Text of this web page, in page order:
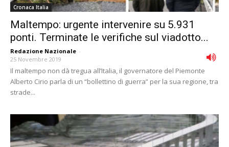
Cronaca Italia
Maltempo: urgente intervenire su 5.931
ponti. Terminate le verifiche sul viadotto...
Redazione Nazionale -
25 Novembre 2019
Il maltempo non dà tregua all’Italia, il governatore del Piemonte
Alberto Cirio parla di un “bollettino di guerra” per la sua regione, tra
strade...